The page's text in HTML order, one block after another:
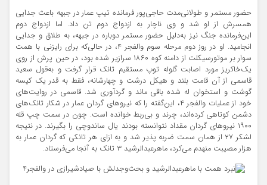
حضور مستمر و طولانی‌مدت حاجی‌پور فرمانده تیپ عمار در جبهه باعث جدایی
همسرش از او شد و وی ناچار به ازدواج دوم تن داد. اما ازدواج دوم
این‌فرمانده جنگ نیز به‌دلیل حضور مستمر دوباره در جبهه، به طلاق و جدایی
انجامید. او در روز دوم مرحله سوم والفجر ۴، در حالی‌که برای رایزنی با همت
سوار بر موتورسیکلت از دامنه کوه ۱۸۶۰ سرازیر شده بود، در حین پرش از روی
یک‌خاکریز مورد اصابت گلوله توپ مستقیم تانک قرار گرفت و به‌قول سعید
قاسمی از آن قامت بلند و هیکل درشت و چهارشانه، فقط به قدر یک کیسه
گوشت و استخوان له شده باقی ماند و گردآوری شد. قاسمی در روایت‌های
خود از عملیات والفجر ۴، این‌گفته را که نیروهای گردان عمار در شکار تانک‌های
دشمن کوتاهی کرده‌اند، چرند و بی‌ربط خوانده است. چون در سمت چپ قله
۱۹۰۰ نیروهای گردان مقداد نتوانسته بودند یال ساندوچی را بگیرند. در نتیجه
لشکر ۲۷ از همان سمت ضربه پذیر شد و به ازای هر تانکی که گردان عمار به
هزار مصیبت منهدم می‌کرد، ماهرعبدالرشید ۳ تانک به آنجا می‌فرستاد.